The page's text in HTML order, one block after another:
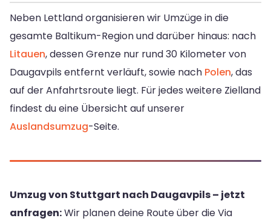
Neben Lettland organisieren wir Umzüge in die
gesamte Baltikum-Region und darüber hinaus: nach
Litauen, dessen Grenze nur rund 30 Kilometer von
Daugavpils entfernt verläuft, sowie nach Polen, das
auf der Anfahrtsroute liegt. Für jedes weitere Zielland
findest du eine Übersicht auf unserer
Auslandsumzug-Seite.
Umzug von Stuttgart nach Daugavpils – jetzt
anfragen:Wir planen deine Route über die Via